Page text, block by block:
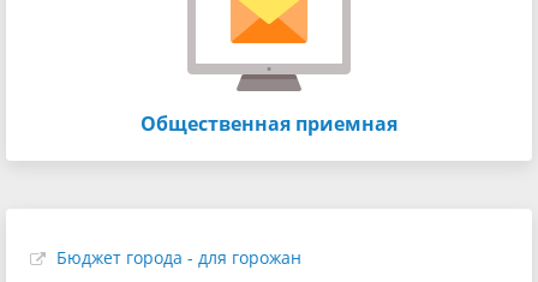
Общественная приемная
Бюджет города - для горожан